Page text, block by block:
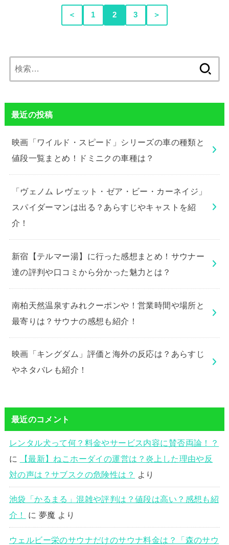
＜ 1 2 3 ＞
索:
最近の投稿
映画「ワイルド・スピード」シリーズの車の種類と
値段一覧まとめ！ドミニクの車種は？
「ヴェノム レヴェット・ゼア・ビー・カーネイジ」
スパイダーマンは出る？あらすじやキャストを紹
介！
新宿【テルマー湯】に行った感想まとめ！サウナー
達の評判や口コミから分かった魅力とは？
南柏天然温泉すみれクーポンや！営業時間や場所と
最寄りは？サウナの感想も紹介！
映画「キングダム」評価と海外の反応は？あらすじ
やネタバレも紹介！
最近のコメント
レンタル犬って何？料金やサービス内容に賛否両論！？
に
【最新】ねこホーダイの運営は？炎上した理由や反
対の声は？サブスクの危険性は？
より
池袋「かるまる」混雑や評判は？値段は高い？感想も紹
介！
に 夢魔 より
ウェルビー栄のサウナだけのサウナ料金は？「森のサウ